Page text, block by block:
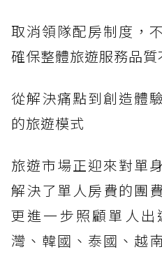
取消領隊配房制度，
確保整體旅遊服務品質
從解決痛點到創造體
的旅遊模式
旅遊市場正迎來對單
解決了單人房費的團
更進一步照顧單人
灣、韓國、泰國、越